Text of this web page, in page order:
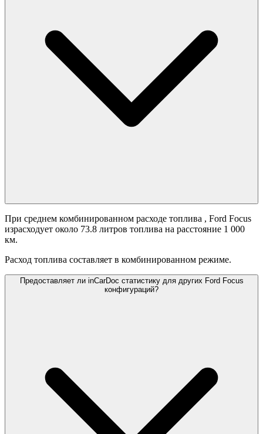
При среднем комбинированном расходе топлива , Ford Focus
израсходует около 73.8 литров топлива на расстояние 1 000
км.
Расход топлива составляет в комбинированном режиме.
Предоставляет ли inCarDoc статистику для других Ford Focus
конфигураций?